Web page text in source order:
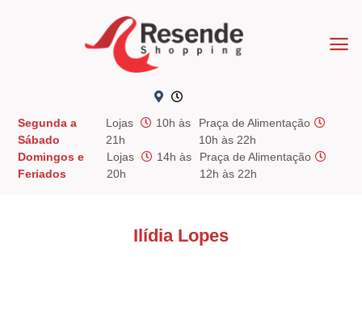
Segunda a
Sábado
Lojas
10h às
21h
Praça de Alimentação
10h às 22h
Domingos e
Feriados
Lojas
14h às
20h
Praça de Alimentação
12h às 22h
Ilídia Lopes